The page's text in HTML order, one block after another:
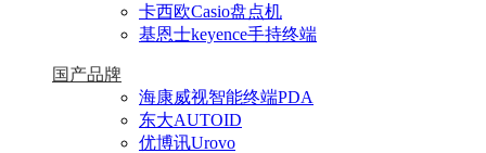
卡西欧Casio盘点机
基恩士keyence手持终端
国产品牌
海康威视智能终端PDA
东大AUTOID
优博讯Urovo